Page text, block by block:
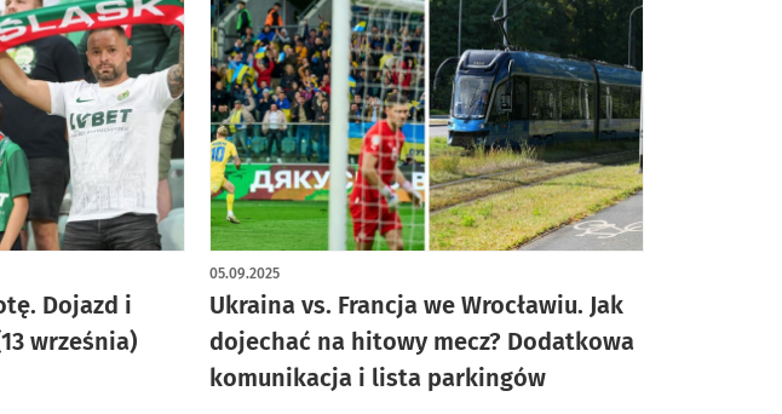
Dojazd i
września)
Ukraina vs. Francja we Wrocławiu. Jak
dojechać na hitowy mecz? Dodatkowa
komunikacja i lista parkingów
05.09.2025